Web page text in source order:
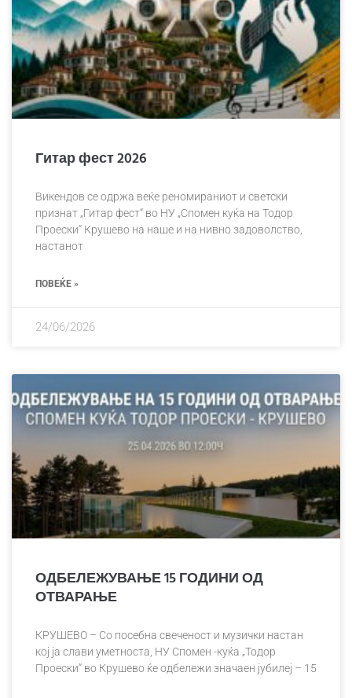
Гитар фест 2026
Викендов се одржа веќе реномираниот и светски
признат „Гитар фест“ во НУ „Спомен куќа на Тодор
Проески“ Крушево на наше и на нивно задоволство,
настанот
ПОВЕЌЕ »
24/06/2026
ОДБЕЛЕЖУВАЊЕ 15 ГОДИНИ ОД
ОТВАРАЊЕ
КРУШЕВО – Со посебна свеченост и музички настан
кој ја слави уметноста, НУ Спомен -куќа „Тодор
Проески“ во Крушево ќе одбележи значаен јубилеј – 15